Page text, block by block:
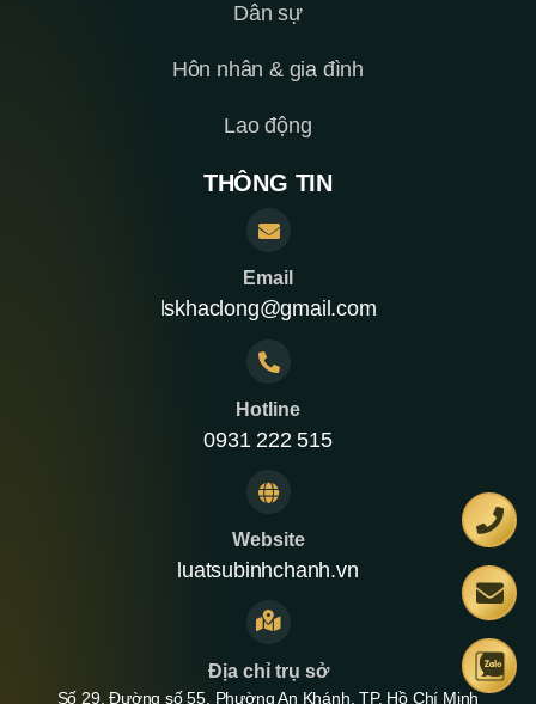
Dân sự
Hôn nhân & gia đình
Lao động
THÔNG TIN
Email
lskhaclong@gmail.com
Hotline
0931 222 515
Website
luatsubinhchanh.vn
Địa chỉ trụ sở
Số 29, Đường số 55, Phường An Khánh, TP. Hồ Chí Minh